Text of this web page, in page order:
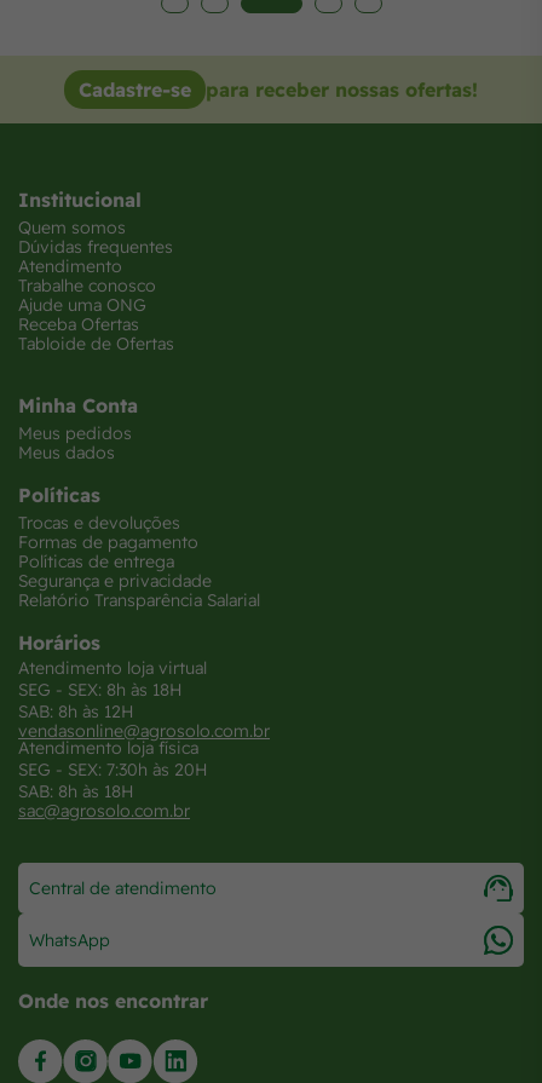
Cadastre-se para receber nossas ofertas!
Institucional
Quem somos
Dúvidas frequentes
Atendimento
Trabalhe conosco
Ajude uma ONG
Receba Ofertas
Tabloide de Ofertas
Minha Conta
Meus pedidos
Meus dados
Políticas
Trocas e devoluções
Formas de pagamento
Políticas de entrega
Segurança e privacidade
Relatório Transparência Salarial
Horários
Atendimento loja virtual
SEG - SEX: 8h às 18H
SAB: 8h às 12H
vendasonline@agrosolo.com.br
Atendimento loja física
SEG - SEX: 7:30h às 20H
SAB: 8h às 18H
sac@agrosolo.com.br
Central de atendimento
WhatsApp
Onde nos encontrar